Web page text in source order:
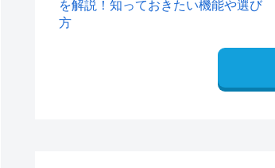
を解説！知っておきたい機能や選び
方